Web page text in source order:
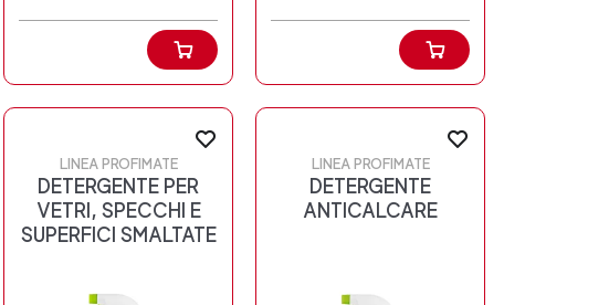
LINEA PROFIMATE
DETERGENTE PER
VETRI, SPECCHI E
SUPERFICI SMALTATE
LINEA PROFIMATE
DETERGENTE
ANTICALCARE